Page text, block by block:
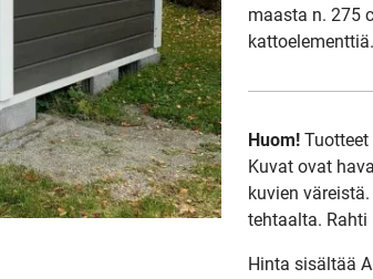
maasta n. 275
kattoelementtiä.
Huom!
Kuvat ovat
kuvien
tehtaalta. Rahti
Hinta sisältää